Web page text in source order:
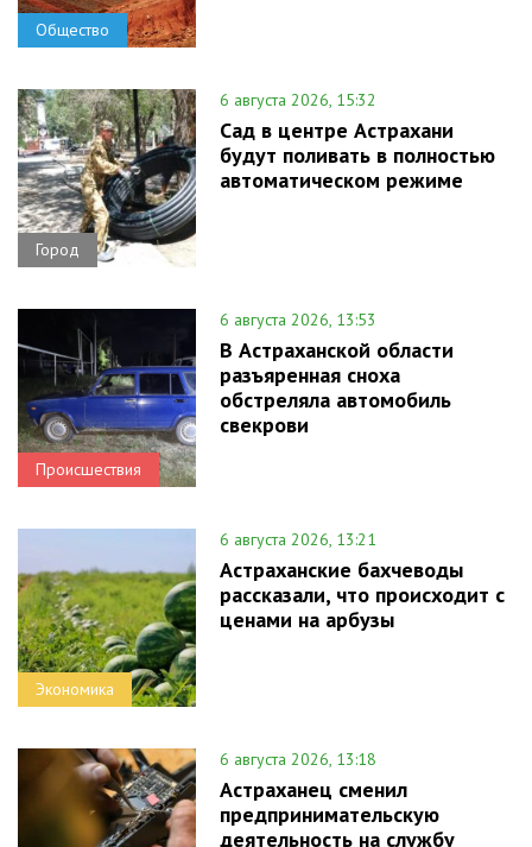
Общество
Город
6 августа 2026, 15:32
Сад в центре Астрахани
будут поливать в полностью
автоматическом режиме
Происшествия
6 августа 2026, 13:53
В Астраханской области
разъяренная сноха
обстреляла автомобиль
свекрови
Экономика
6 августа 2026, 13:21
Астраханские бахчеводы
рассказали, что происходит с
ценами на арбузы
6 августа 2026, 13:18
Астраханец сменил
предпринимательскую
деятельность на службу